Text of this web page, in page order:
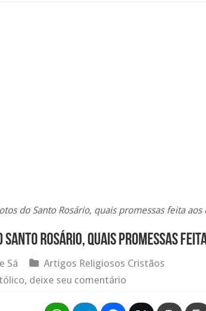
do Santo Rosário, quais promessas feita aos
Santo Rosário, quais promessas
Sá
Artigos Religiosos Cristãos
deixe seu comentário